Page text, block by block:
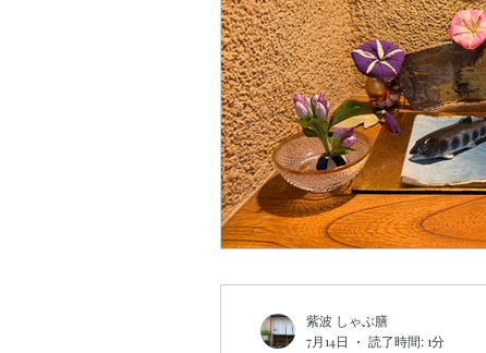
紫波 しゃぶ膳
7月14日
読了時間: 1分